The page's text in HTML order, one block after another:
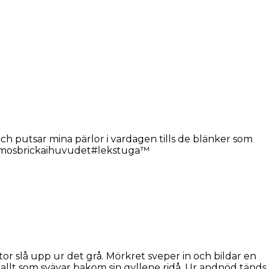
putsar mina pärlor i vardagen tills de blänker som
slå upp ur det grå. Mörkret sveper in och bildar en